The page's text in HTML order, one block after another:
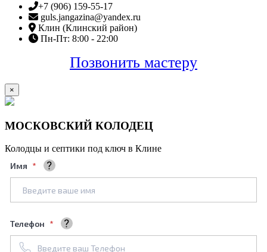
+7 (906) 159-55-17
guls.jangazina@yandex.ru
Клин (Клинский район)
Пн-Пт: 8:00 - 22:00
Позвонить мастеру
×
МОСКОВСКИЙ КОЛОДЕЦ
Колодцы и септики под ключ в Клине
Имя
Телефон